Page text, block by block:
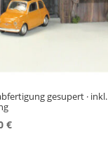
gesupert · inkl.
€Aktueller